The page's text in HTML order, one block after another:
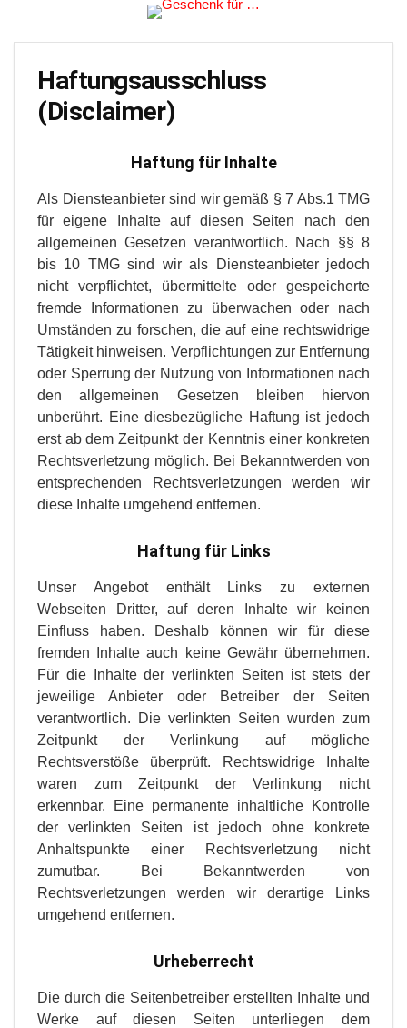
Haftungsausschluss
(Disclaimer)
Haftung für Inhalte
Als Diensteanbieter sind wir gemäß § 7 Abs.1 TMG
für eigene Inhalte auf diesen Seiten nach den
allgemeinen Gesetzen verantwortlich. Nach §§ 8
bis 10 TMG sind wir als Diensteanbieter jedoch
nicht verpflichtet, übermittelte oder gespeicherte
fremde Informationen zu überwachen oder nach
Umständen zu forschen, die auf eine rechtswidrige
Tätigkeit hinweisen. Verpflichtungen zur Entfernung
oder Sperrung der Nutzung von Informationen nach
den allgemeinen Gesetzen bleiben hiervon
unberührt. Eine diesbezügliche Haftung ist jedoch
erst ab dem Zeitpunkt der Kenntnis einer konkreten
Rechtsverletzung möglich. Bei Bekanntwerden von
entsprechenden Rechtsverletzungen werden wir
diese Inhalte umgehend entfernen.
Haftung für Links
Unser Angebot enthält Links zu externen
Webseiten Dritter, auf deren Inhalte wir keinen
Einfluss haben. Deshalb können wir für diese
fremden Inhalte auch keine Gewähr übernehmen.
Für die Inhalte der verlinkten Seiten ist stets der
jeweilige Anbieter oder Betreiber der Seiten
verantwortlich. Die verlinkten Seiten wurden zum
Zeitpunkt der Verlinkung auf mögliche
Rechtsverstöße überprüft. Rechtswidrige Inhalte
waren zum Zeitpunkt der Verlinkung nicht
erkennbar. Eine permanente inhaltliche Kontrolle
der verlinkten Seiten ist jedoch ohne konkrete
Anhaltspunkte einer Rechtsverletzung nicht
zumutbar. Bei Bekanntwerden von
Rechtsverletzungen werden wir derartige Links
umgehend entfernen.
Urheberrecht
Die durch die Seitenbetreiber erstellten Inhalte und
Werke auf diesen Seiten unterliegen dem